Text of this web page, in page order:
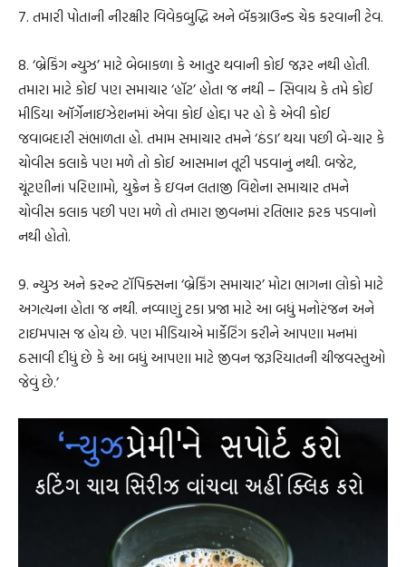
7. તમારી પોતાની નીરક્ષીર વિવેકબુદ્ધિ અને બૅકગ્રાઉન્ડ ચેક કરવાની ટેવ.
8. ‘બ્રેકિંગ ન્યુઝ’ માટે બેબાકળા કે આતુર થવાની કોઈ જરૂર નથી હોતી.
તમારા માટે કોઈ પણ સમાચાર ‘હૉટ’ હોતા જ નથી – સિવાય કે તમે કોઈ
મીડિયા ઑર્ગેનાઇઝેશનમાં એવા કોઈ હોદ્દા પર હો કે એવી કોઈ
જવાબદારી સંભાળતા હો. તમામ સમાચાર તમને ‘ઠંડા’ થયા પછી બે-ચાર કે
ચોવીસ કલાકે પણ મળે તો કોઈ આસમાન તૂટી પડવાનું નથી. બજેટ,
ચૂંટણીનાં પરિણામો, યુક્રેન કે ઇવન લતાજી વિશેના સમાચાર તમને
ચોવીસ કલાક પછી પણ મળે તો તમારા જીવનમાં રતિભાર ફરક પડવાનો
નથી હોતો.
9. ન્યુઝ અને કરન્ટ ટૉપિક્સના ‘બ્રેકિંગ સમાચાર’ મોટા ભાગના લોકો માટે
અગત્યના હોતા જ નથી. નવ્વાણું ટકા પ્રજા માટે આ બધું મનોરંજન અને
ટાઇમપાસ જ હોય છે. પણ મીડિયાએ માર્કેટિંગ કરીને આપણા મનમાં
ઠસાવી દીધું છે કે આ બધું આપણા માટે જીવન જરૂરિયાતની ચીજવસ્તુઓ
જેવું છે.’